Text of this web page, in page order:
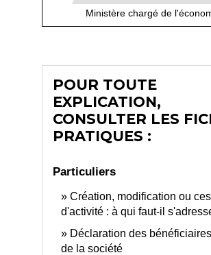
Ministère chargé de
POUR TOUTE
EXPLICATION,
CONSULTER LES
PRATIQUES :
Particuliers
Création, modification ou
d'activité : à qui faut-il
Déclaration des
de la société